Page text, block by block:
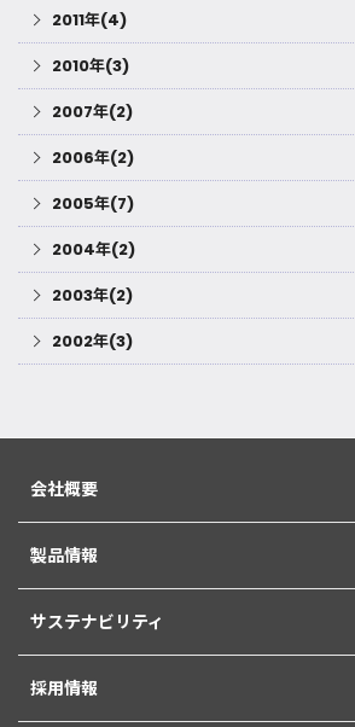
2011年(4)
2010年(3)
2007年(2)
2006年(2)
2005年(7)
2004年(2)
2003年(2)
2002年(3)
会社概要
製品情報
サステナビリティ
採用情報